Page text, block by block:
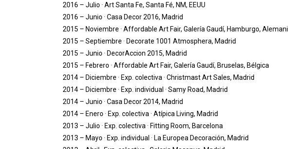
2016 – Julio · Art Santa Fe, Santa Fé, NM, EEUU
2016 – Junio · Casa Decor 2016, Madrid
2015 – Noviembre · Affordable Art Fair, Galería Gaudí, Hamburgo,
2015 – Septiembre · Decorate 1001 Atmosphera, Madrid
2015 – Junio · DecorAccion 2015, Madrid
2015 – Febrero · Affordable Art Fair, Galería Gaudí, Bruselas, Bélgica
2014 – Diciembre · Exp. colectiva · Christmast Art Sales, Madrid
2014 – Diciembre · Exp. individual · Samy Road, Madrid
2014 – Junio · Casa Decor 2014, Madrid
2014 – Enero · Exp. colectiva · Atípica Living, Madrid
2013 – Julio · Exp. colectiva · Fitting Room, Barcelona
2013 – Mayo · Exp. individual · La Europea Decoración, Madrid